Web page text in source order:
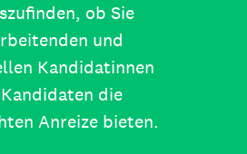
ob Sie
und
Kandidatinnen
die
Anreize bieten.